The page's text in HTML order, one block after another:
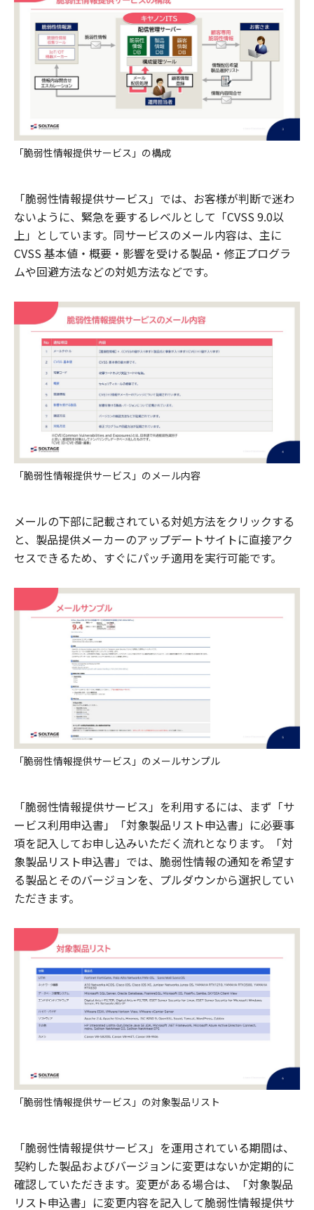
「脆弱性情報提供サービス」の構成
「脆弱性情報提供サービス」では、お客様が判断で迷わ
ないように、緊急を要するレベルとして「CVSS 9.0以
上」としています。同サービスのメール内容は、主に
CVSS 基本値・概要・影響を受ける製品・修正プログラ
ムや回避方法などの対処方法などです。
「脆弱性情報提供サービス」のメール内容
メールの下部に記載されている対処方法をクリックする
と、製品提供メーカーのアップデートサイトに直接アク
セスできるため、すぐにパッチ適用を実行可能です。
「脆弱性情報提供サービス」のメールサンプル
「脆弱性情報提供サービス」を利用するには、まず「サ
ービス利用申込書」「対象製品リスト申込書」に必要事
項を記入してお申し込みいただく流れとなります。「対
象製品リスト申込書」では、脆弱性情報の通知を希望す
る製品とそのバージョンを、プルダウンから選択してい
ただきます。
「脆弱性情報提供サービス」の対象製品リスト
「脆弱性情報提供サービス」を運用されている期間は、
契約した製品およびバージョンに変更はないか定期的に
確認していただきます。変更がある場合は、「対象製品
リスト申込書」に変更内容を記入して脆弱性情報提供サ